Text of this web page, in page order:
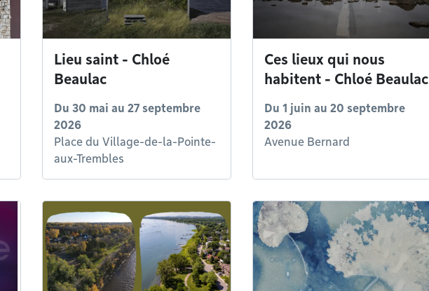
Lieu saint - Chloé
Beaulac
Du 30 mai au 27 septembre
2026
Place du Village-de-la-Pointe-
aux-Trembles
Ces lieux qui nous
habitent - Chloé Beaulac
Du 1 juin au 20 septembre
2026
Avenue Bernard